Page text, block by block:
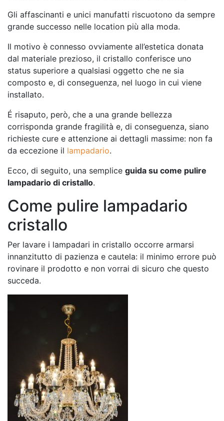
Gli affascinanti e unici manufatti riscuotono da sempre
grande successo nelle location più alla moda.
Il motivo è connesso ovviamente all’estetica donata
dal materiale prezioso, il cristallo conferisce uno
status superiore a qualsiasi oggetto che ne sia
composto e, di conseguenza, nel luogo in cui viene
installato.
É risaputo, però, che a una grande bellezza
corrisponda grande fragilità e, di conseguenza, siano
richieste cure e attenzione ai dettagli massime: non fa
da eccezione il lampadario.
Ecco, di seguito, una semplice guida su come pulire
lampadario di cristallo.
Come pulire lampadario
cristallo
Per lavare i lampadari in cristallo occorre armarsi
innanzitutto di pazienza e cautela: il minimo errore può
rovinare il prodotto e non vorrai di sicuro che questo
succeda.